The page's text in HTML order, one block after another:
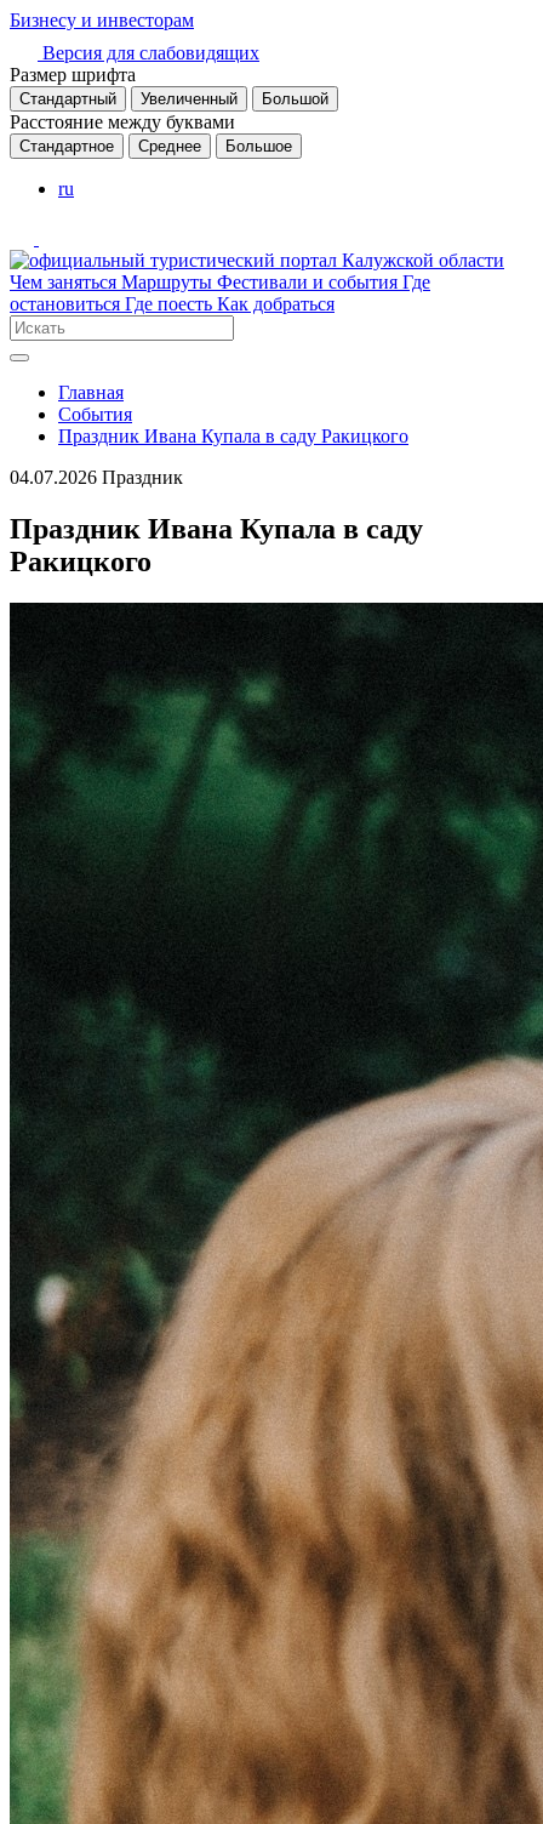
Бизнесу и инвесторам
Версия для слабовидящих
Размер шрифта
Стандартный Увеличенный Большой
Расстояние между буквами
Стандартное Среднее Большое
ru
Чем заняться Маршруты Фестивали и события Где
остановиться Где поесть Как добраться
Главная
События
Праздник Ивана Купала в саду Ракицкого
04.07.2026 Праздник
Праздник Ивана Купала в саду
Ракицкого